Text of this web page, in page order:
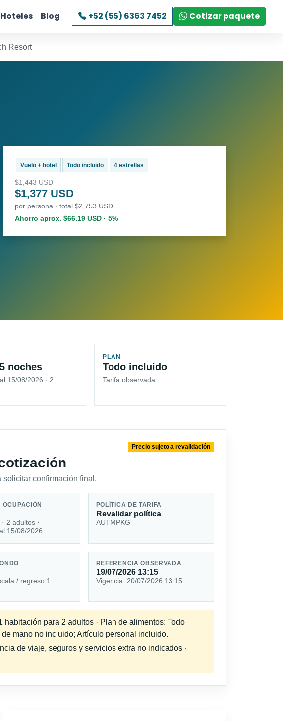
Hoteles Blog +52 (55) 6363 7452 Cotizar paquete
Resort
Vuelo + hotel Todo incluido 4 estrellas
$1,443 USD
$1,377 USD
por persona · total $2,753 USD
Ahorro aprox. $66.19 USD · 5%
noches
15/08/2026 · 2
PLAN
Todo incluido
Tarifa observada
solicitar confirmación final.
Precio sujeto a revalidación
OCUPACIÓN
2 adultos ·
15/08/2026
POLÍTICA DE TARIFA
Revalidar política
AUTMPKG
/ regreso 1
REFERENCIA OBSERVADA
19/07/2026 13:15
Vigencia: 20/07/2026 13:15
para 2 adultos · Plan de alimentos: Todo
mano no incluido; Artículo personal incluido.
de viaje, seguros y servicios extra no indicados ·